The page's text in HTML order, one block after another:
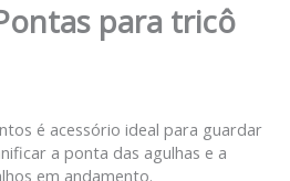
para tricô
é acessório ideal para guardar
a ponta das agulhas e a
em andamento.